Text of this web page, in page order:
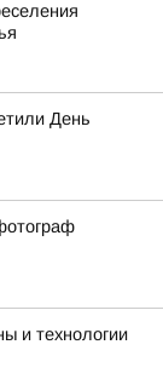
День
и технологии